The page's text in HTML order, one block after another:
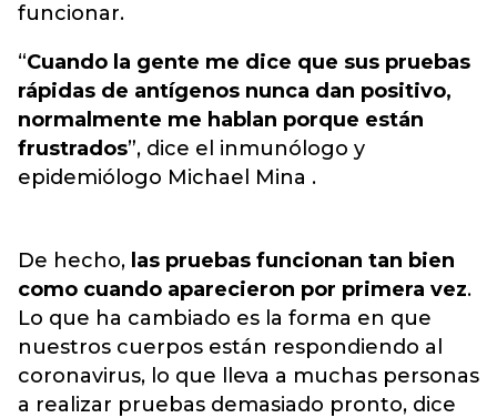
funcionar.
“Cuando la gente me dice que sus pruebas
rápidas de antígenos nunca dan positivo,
normalmente me hablan porque están
frustrados”, dice el inmunólogo y
epidemiólogo Michael Mina .
De hecho, las pruebas funcionan tan bien
como cuando aparecieron por primera vez.
Lo que ha cambiado es la forma en que
nuestros cuerpos están respondiendo al
coronavirus, lo que lleva a muchas personas
a realizar pruebas demasiado pronto, dice